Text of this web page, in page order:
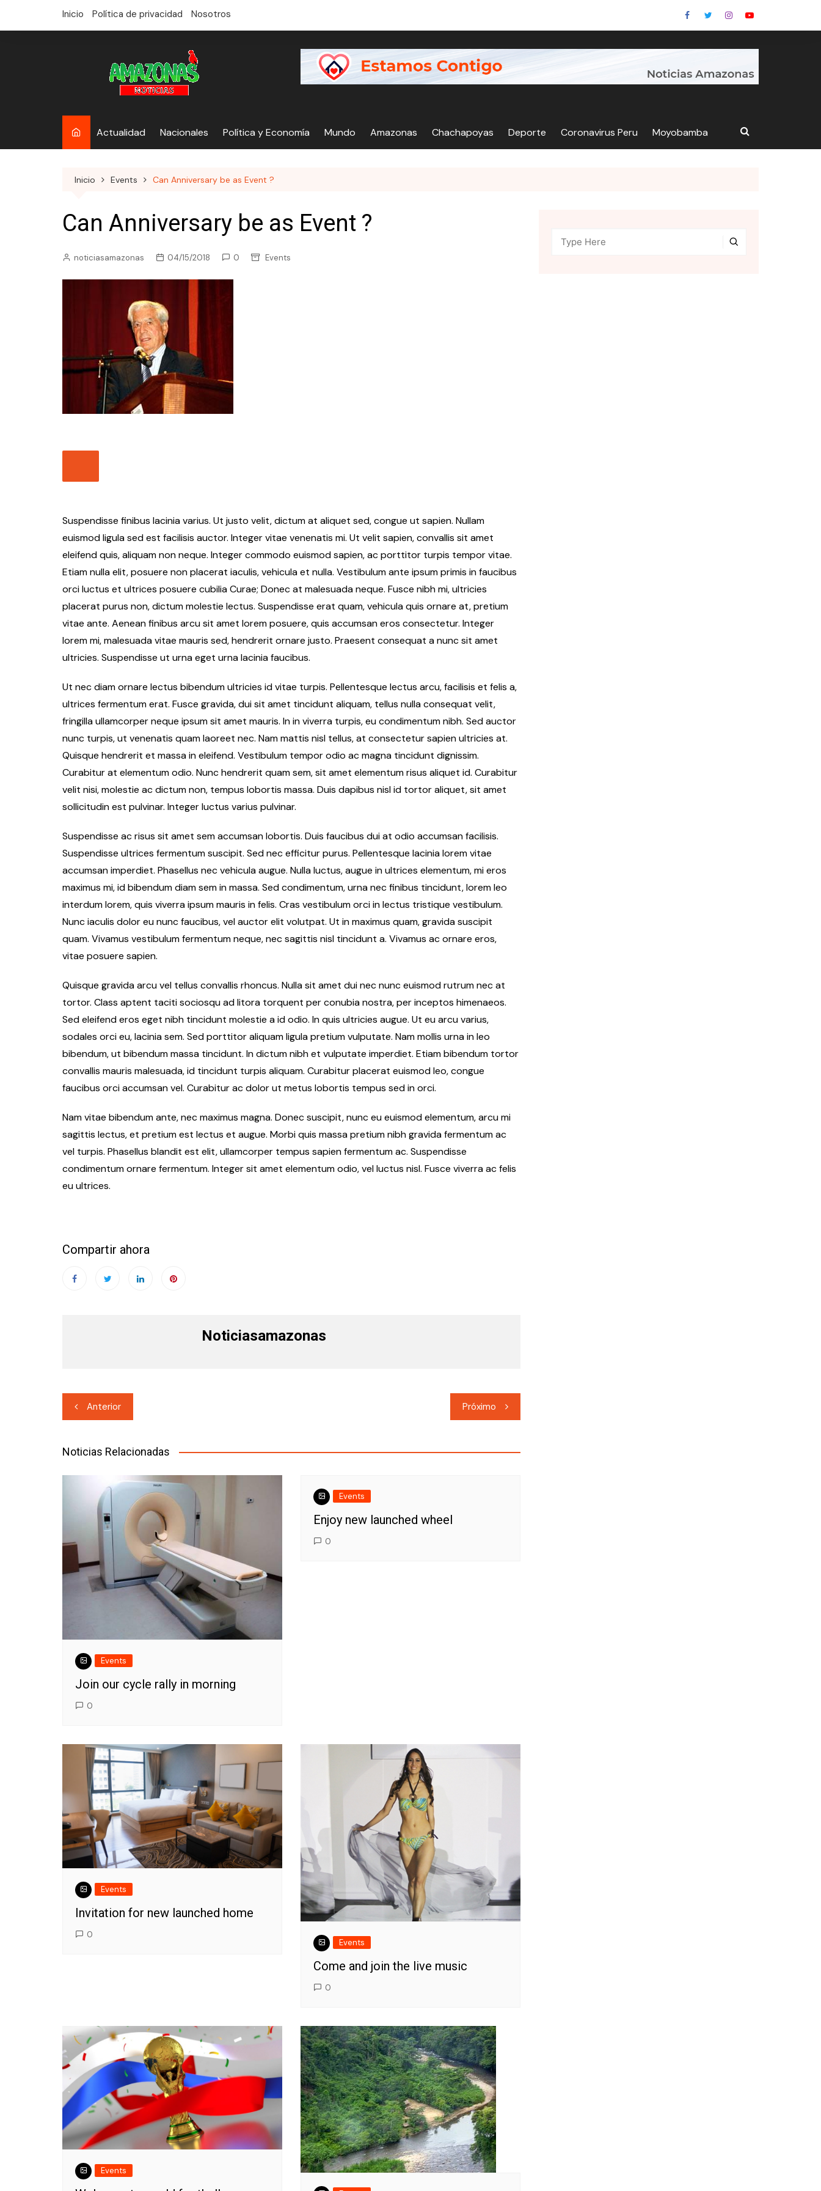
Inicio Política de privacidad Nosotros
Actualidad Nacionales Política y Economía Mundo Amazonas Chachapoyas Deporte Coronavirus Peru Moyobamba
Inicio Events Can Anniversary be as Event ?
Can Anniversary be as Event ?
noticiasamazonas 04/15/2018 0 Events
Suspendisse finibus lacinia varius. Ut justo velit, dictum at aliquet sed, congue ut sapien. Nullam
euismod ligula sed est facilisis auctor. Integer vitae venenatis mi. Ut velit sapien, convallis sit amet
eleifend quis, aliquam non neque. Integer commodo euismod sapien, ac porttitor turpis tempor vitae.
Etiam nulla elit, posuere non placerat iaculis, vehicula et nulla. Vestibulum ante ipsum primis in faucibus
orci luctus et ultrices posuere cubilia Curae; Donec at malesuada neque. Fusce nibh mi, ultricies
placerat purus non, dictum molestie lectus. Suspendisse erat quam, vehicula quis ornare at, pretium
vitae ante. Aenean finibus arcu sit amet lorem posuere, quis accumsan eros consectetur. Integer
lorem mi, malesuada vitae mauris sed, hendrerit ornare justo. Praesent consequat a nunc sit amet
ultricies. Suspendisse ut urna eget urna lacinia faucibus.
Ut nec diam ornare lectus bibendum ultricies id vitae turpis. Pellentesque lectus arcu, facilisis et felis a,
ultrices fermentum erat. Fusce gravida, dui sit amet tincidunt aliquam, tellus nulla consequat velit,
fringilla ullamcorper neque ipsum sit amet mauris. In in viverra turpis, eu condimentum nibh. Sed auctor
nunc turpis, ut venenatis quam laoreet nec. Nam mattis nisl tellus, at consectetur sapien ultricies at.
Quisque hendrerit et massa in eleifend. Vestibulum tempor odio ac magna tincidunt dignissim.
Curabitur at elementum odio. Nunc hendrerit quam sem, sit amet elementum risus aliquet id. Curabitur
velit nisi, molestie ac dictum non, tempus lobortis massa. Duis dapibus nisl id tortor aliquet, sit amet
sollicitudin est pulvinar. Integer luctus varius pulvinar.
Suspendisse ac risus sit amet sem accumsan lobortis. Duis faucibus dui at odio accumsan facilisis.
Suspendisse ultrices fermentum suscipit. Sed nec efficitur purus. Pellentesque lacinia lorem vitae
accumsan imperdiet. Phasellus nec vehicula augue. Nulla luctus, augue in ultrices elementum, mi eros
maximus mi, id bibendum diam sem in massa. Sed condimentum, urna nec finibus tincidunt, lorem leo
interdum lorem, quis viverra ipsum mauris in felis. Cras vestibulum orci in lectus tristique vestibulum.
Nunc iaculis dolor eu nunc faucibus, vel auctor elit volutpat. Ut in maximus quam, gravida suscipit
quam. Vivamus vestibulum fermentum neque, nec sagittis nisl tincidunt a. Vivamus ac ornare eros,
vitae posuere sapien.
Quisque gravida arcu vel tellus convallis rhoncus. Nulla sit amet dui nec nunc euismod rutrum nec at
tortor. Class aptent taciti sociosqu ad litora torquent per conubia nostra, per inceptos himenaeos.
Sed eleifend eros eget nibh tincidunt molestie a id odio. In quis ultricies augue. Ut eu arcu varius,
sodales orci eu, lacinia sem. Sed porttitor aliquam ligula pretium vulputate. Nam mollis urna in leo
bibendum, ut bibendum massa tincidunt. In dictum nibh et vulputate imperdiet. Etiam bibendum tortor
convallis mauris malesuada, id tincidunt turpis aliquam. Curabitur placerat euismod leo, congue
faucibus orci accumsan vel. Curabitur ac dolor ut metus lobortis tempus sed in orci.
Nam vitae bibendum ante, nec maximus magna. Donec suscipit, nunc eu euismod elementum, arcu mi
sagittis lectus, et pretium est lectus et augue. Morbi quis massa pretium nibh gravida fermentum ac
vel turpis. Phasellus blandit est elit, ullamcorper tempus sapien fermentum ac. Suspendisse
condimentum ornare fermentum. Integer sit amet elementum odio, vel luctus nisl. Fusce viverra ac felis
eu ultrices.
Compartir ahora
Noticiasamazonas
Navegación
de
entradas
Anterior Próximo
Noticias Relacionadas
Events
Join our cycle rally in morning
0
Events
Enjoy new launched wheel
0
Events
Invitation for new launched home
0
Events
Come and join the live music
0
Events